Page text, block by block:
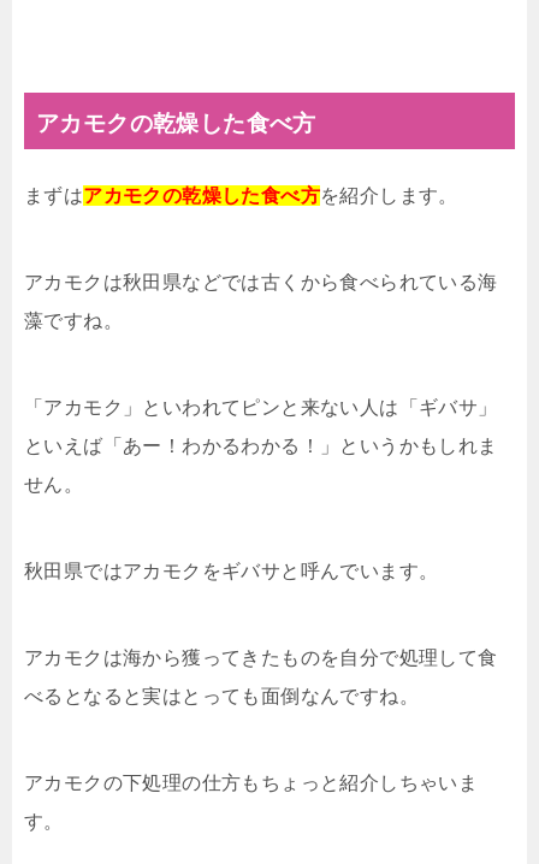
アカモクの乾燥した食べ方
まずはアカモクの乾燥した食べ方を紹介します。
アカモクは秋田県などでは古くから食べられている海
藻ですね。
「アカモク」といわれてピンと来ない人は「ギバサ」
といえば「あー！わかるわかる！」というかもしれま
せん。
秋田県ではアカモクをギバサと呼んでいます。
アカモクは海から獲ってきたものを自分で処理して食
べるとなると実はとっても面倒なんですね。
アカモクの下処理の仕方もちょっと紹介しちゃいま
す。